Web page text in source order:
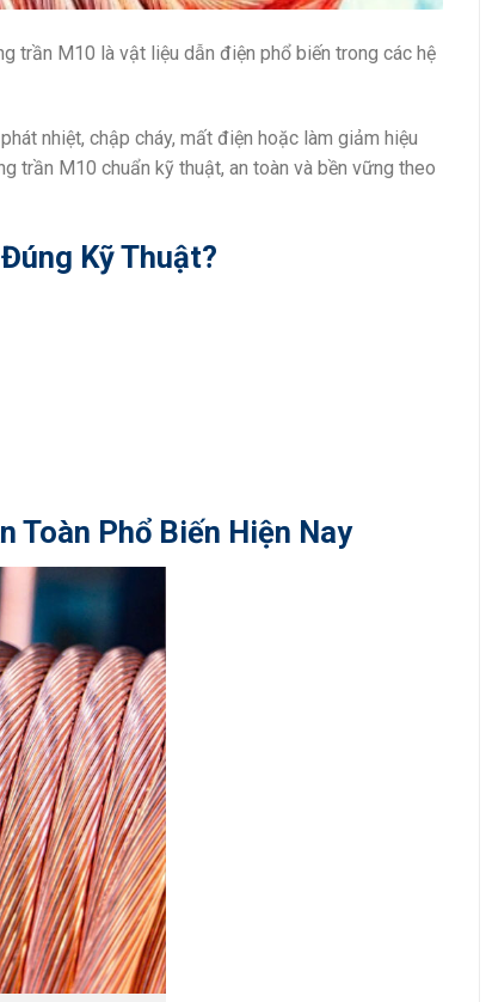
trần M10 là vật liệu dẫn điện phổ biến trong các hệ
nhiệt, chập cháy, mất điện hoặc làm giảm hiệu
trần M10 chuẩn kỹ thuật, an toàn và bền vững theo
Kỹ Thuật?
Toàn Phổ Biến Hiện Nay